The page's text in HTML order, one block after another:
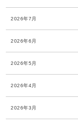
2026年7月
2026年6月
2026年5月
2026年4月
2026年3月